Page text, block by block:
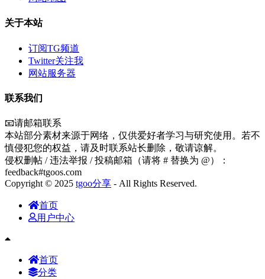
关于本站
订阅TG频道
Twitter关注我
网站服务器
联系我们
📧请邮箱联系
本站部分素材来源于网络，仅供爱好者学习与研究使用。若不
慎侵犯您的权益，请及时联系站长删除，敬请谅解。
侵权删帖 / 违法举报 / 投稿邮箱（请将 # 替换为 @）：
feedback#tgoos.com
Copyright © 2025 tgoo分享 - All Rights Reserved.
首页
用户中心
首页
分类